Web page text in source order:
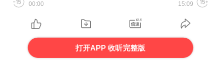
00:00 15:09
打开APP 收听完整版